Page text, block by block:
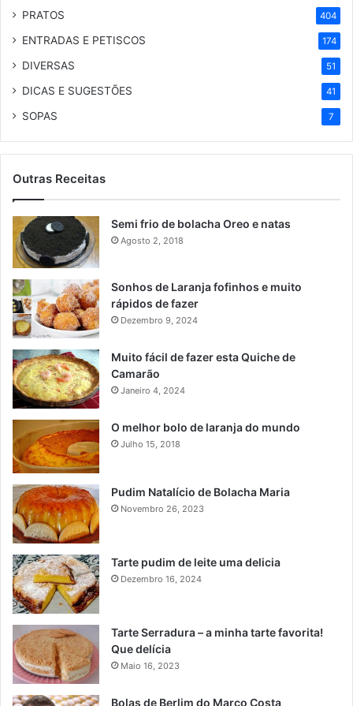
PRATOS 404
ENTRADAS E PETISCOS 174
DIVERSAS 51
DICAS E SUGESTÕES 41
SOPAS 7
Outras Receitas
Semi frio de bolacha Oreo e natas
Agosto 2, 2018
Sonhos de Laranja fofinhos e muito
rápidos de fazer
Dezembro 9, 2024
Muito fácil de fazer esta Quiche de
Camarão
Janeiro 4, 2024
O melhor bolo de laranja do mundo
Julho 15, 2018
Pudim Natalício de Bolacha Maria
Novembro 26, 2023
Tarte pudim de leite uma delicia
Dezembro 16, 2024
Tarte Serradura – a minha tarte favorita!
Que delícia
Maio 16, 2023
Bolas de Berlim do Marco Costa